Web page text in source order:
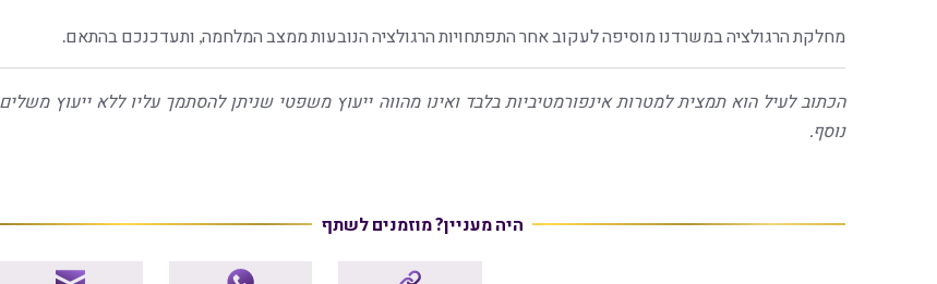
מחלקת הרגולציה במשרדנו מוסיפה לעקוב אחר התפתחויות הרגולציה הנובעות ממצב המלחמה, ותעדכנכם בהתאם.
הכתוב לעיל הוא תמצית למטרות אינפורמטיביות בלבד ואינו מהווה ייעוץ משפטי שניתן להסתמך עליו ללא ייעוץ משלים
נוסף.
היה מעניין? מוזמנים לשתף